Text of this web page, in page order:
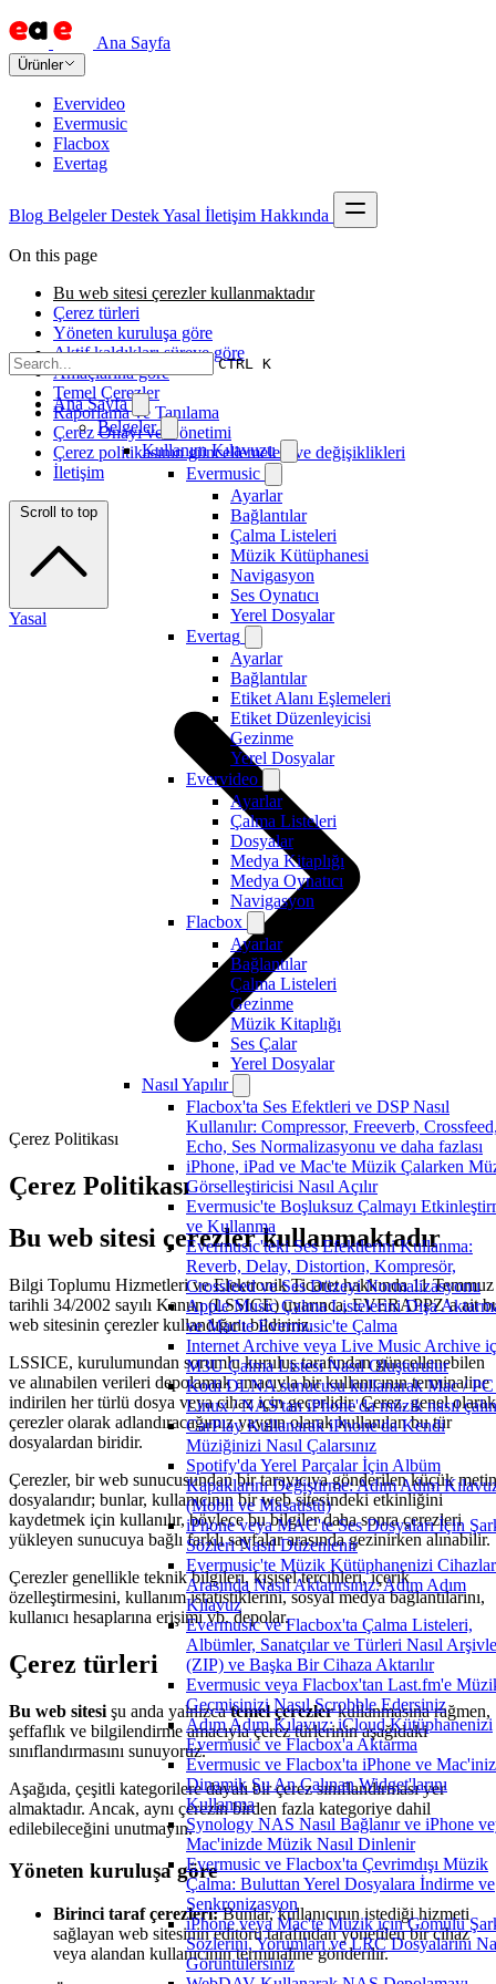
Ana Sayfa
Ürünler
Evervideo
Evermusic
Flacbox
Evertag
Blog Belgeler DestekYasal İletişim Hakkında
CTRL K
Ana Sayfa
Belgeler
Kullanım Kılavuzu
Evermusic
Ayarlar
Bağlantılar
Çalma Listeleri
Müzik Kütüphanesi
Navigasyon
Ses Oynatıcı
Yerel Dosyalar
Evertag
Ayarlar
Bağlantılar
Etiket Alanı Eşlemeleri
Etiket Düzenleyicisi
Gezinme
Yerel Dosyalar
Evervideo
Ayarlar
Çalma Listeleri
Dosyalar
Medya Kitaplığı
Medya Oynatıcı
Navigasyon
Flacbox
Ayarlar
Bağlantılar
Çalma Listeleri
Gezinme
Müzik Kitaplığı
Ses Çalar
Yerel Dosyalar
Nasıl Yapılır
Flacbox'ta Ses Efektleri ve DSP Nasıl
Kullanılır: Compressor, Freeverb,
Echo, Ses Normalizasyonu ve daha fazlası
iPhone, iPad ve Mac'te Müzik Çalarken
Görselleştiricisi Nasıl Açılır
Evermusic'te Boşluksuz Çalmayı
ve Kullanma
Evermusic'teki Ses Efektlerini Kullanma:
Reverb, Delay, Distortion, Kompresör,
Crossfeed ve Ses Düzeyi Normalizasyonu
Apple Music Çalma Listelerini Dışa
ve Mac'te Evermusic'te Çalma
Internet Archive veya Live Music Archive
M3U Çalma Listesi Nasıl Oluşturulur
Kodi DLNA sunucusu kullanarak Mac /
Linux / NAS'tan iPhone'da müzik nasıl
CarPlay Kullanarak iPhone'da Kendi
Müziğinizi Nasıl Çalarsınız
Spotify'da Yerel Parçalar İçin Albüm
Kapaklarını Değiştirme: Adım Adım
(Mobil ve Masaüstü)
iPhone veya MAC'te Ses Dosyaları İçin
Sözleri Nasıl Düzenlenir
Evermusic'te Müzik Kütüphanenizi Cihazlar
Arasında Nasıl Aktarırsınız: Adım Adım
Kılavuz
Evermusic ve Flacbox'ta Çalma Listeleri,
Albümler, Sanatçılar ve Türleri Nasıl
(ZIP) ve Başka Bir Cihaza Aktarılır
Evermusic veya Flacbox'tan Last.fm'e
Geçmişinizi Nasıl Scrobble Edersiniz
Adım Adım Kılavuz: iCloud Kütüphanenizi
Evermusic ve Flacbox'a Aktarma
Evermusic ve Flacbox'ta iPhone ve
Dinamik Şu An Çalınan Widget'larını
Kullanma
Synology NAS Nasıl Bağlanır ve iPhone
Mac'inizde Müzik Nasıl Dinlenir
Evermusic ve Flacbox'ta Çevrimdışı Müzik
Çalma: Buluttan Yerel Dosyalara İndirme ve
Senkronizasyon
iPhone veya Mac'te Müzik için Gömülü
Sözlerini, Yorumları ve LRC Dosyalarını
Görüntülersiniz
On this page
Bu web sitesi çerezler kullanmaktadır
Çerez türleri
Yöneten kuruluşa göre
Aktif kaldıkları süreye göre
Amaçlarına göre
Temel Çerezler
Raporlama ve Tanılama
Çerez Onayı ve Yönetimi
Çerez politikasının güncellemeleri ve değişiklikleri
İletişim
Scroll to top
Yasal
Çerez Politikası
Çerez Politikası
Bu web sitesi çerezler kullanmaktadır
Bilgi Toplumu Hizmetleri ve Elektronik Ticaret hakkında 11 Temmuz
tarihli 34/2002 sayılı Kanun (LSSICE) uyarınca, EVERAPPZ’a ait
web sitesinin çerezler kullandığını bildiririz.
LSSICE, kurulumundan sorumlu kuruluş tarafından güncellenebilen
ve alınabilen verileri depolamak amacıyla bir kullanıcının terminaline
indirilen her türlü dosya veya cihaz için geçerlidir. Çerez, genel olarak
çerezler olarak adlandıracağımız yaygın olarak kullanılan bu tür
dosyalardan biridir.
Çerezler, bir web sunucusundan bir tarayıcıya gönderilen küçük metin
dosyalarıdır; bunlar, kullanıcının bir web sitesindeki etkinliğini
kaydetmek için kullanılır, böylece bu bilgiler daha sonra çerezleri
yükleyen sunucuya bağlı farklı sayfalar arasında gezinirken alınabilir.
Çerezler genellikle teknik bilgileri, kişisel tercihleri, içerik
özelleştirmesini, kullanım istatistiklerini, sosyal medya bağlantılarını,
kullanıcı hesaplarına erişimi vb. depolar.
Çerez türleri
Bu web sitesi şu anda yalnızcatemel çerezlerkullanmasına rağmen,
şeffaflık ve bilgilendirme amacıyla çerez türlerinin aşağıdaki
sınıflandırmasını sunuyoruz.
Aşağıda, çeşitli kategorilere dayalı bir çerez sınıflandırması yer
almaktadır. Ancak, aynı çerezin birden fazla kategoriye dahil
edilebileceğini unutmayın.
Yöneten kuruluşa göre
Birinci taraf çerezleri:Bunlar, kullanıcının istediği hizmeti
sağlayan web sitesinin editörü tarafından yönetilen bir cihaz
veya alandan kullanıcının terminaline gönderilir.